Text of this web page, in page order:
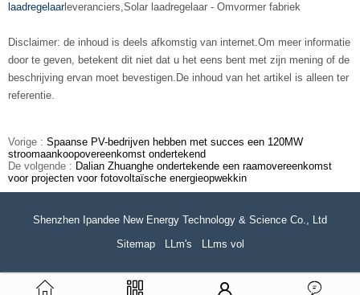
laadregelaar leveranciers,Solar laadregelaar - Omvormer fabriek
Disclaimer: de inhoud is deels afkomstig van internet.Om meer informatie
door te geven, betekent dit niet dat u het eens bent met zijn mening of de
beschrijving ervan moet bevestigen. De inhoud van het artikel is alleen ter
referentie.
Vorige : Spaanse PV-bedrijven hebben met succes een 120MW
stroomaankoopovereenkomst ondertekend
De volgende : Dalian Zhuanghe ondertekende een raamovereenkomst
voor projecten voor fotovoltaïsche energieopwekkin
Shenzhen Ipandee New Energy Technology & Science Co., Ltd
Sitemap
LLm's LLms vol